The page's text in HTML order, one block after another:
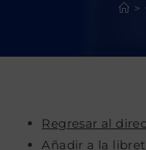
>
Regresar al
Añadir a la